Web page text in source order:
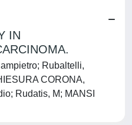
IN
Rubaltelli,
CORONA,
Rudatis, M; MANSI